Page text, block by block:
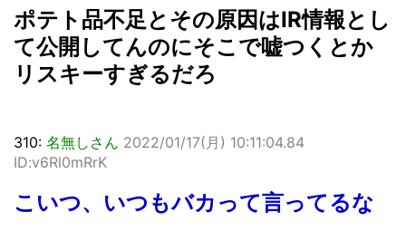
ポテト品不足とその原因はIR情報とし
て公開してんのにそこで嘘つくとか
リスキーすぎるだろ
310: 名無しさん 2022/01/17(月) 10:11:04.84
ID:v6Rl0mRrK
こいつ、いつもバカって言ってるな